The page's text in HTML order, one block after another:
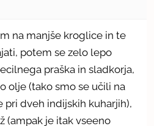
na manjše kroglice in te
potem se zelo lepo
praška in sladkorja,
olje (tako smo se učili na
pri dveh indijskih kuharjih),
(ampak je itak vseeno